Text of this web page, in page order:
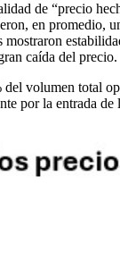
de “precio
en promedio,
caída del precio.
volumen total
por la entrada